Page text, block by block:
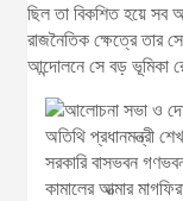
ছিল তা বিকশিত হয়ে সব
রাজনৈতিক ক্ষেত্রে তার
আন্দোলনে সে বড় ভূমিকা
সরকারি বাসভবন
কামালের আত্মার